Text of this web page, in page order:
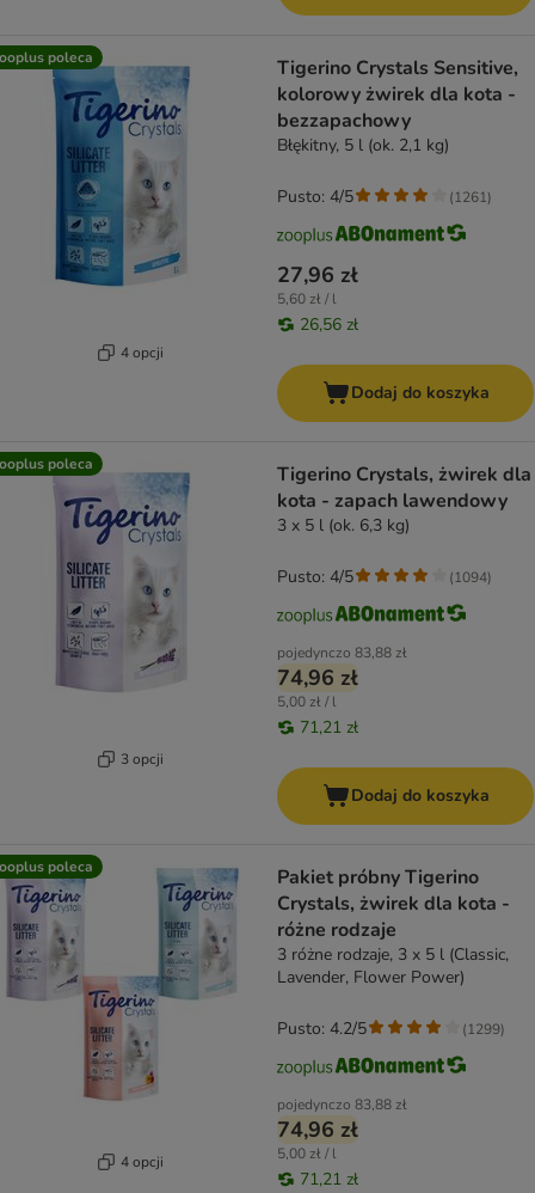
poleca
4 opcji
Tigerino Crystals Sensitive,
kolorowy żwirek dla kota -
bezzapachowy
Błękitny, 5 l (ok. 2,1 kg)
27,96 zł
5,60 zł / l
26,56 zł
Pusto: 4/5 (1261)
Dodaj do koszyka
poleca
3 opcji
Tigerino Crystals, żwirek dla
kota - zapach lawendowy
3 x 5 l (ok. 6,3 kg)
pojedynczo 83,88 zł
74,96 zł
5,00 zł / l
71,21 zł
Pusto: 4/5 (1094)
Dodaj do koszyka
poleca
4 opcji
Pakiet próbny Tigerino
Crystals, żwirek dla kota -
różne rodzaje
3 różne rodzaje, 3 x 5 l (Classic,
Lavender, Flower Power)
pojedynczo 83,88 zł
74,96 zł
5,00 zł / l
71,21 zł
Pusto: 4.2/5 (1299)